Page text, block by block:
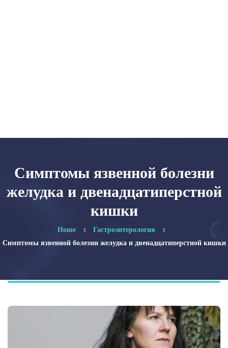
Симптомы язвенной болезни
желудка и двенадцатиперстной
кишки
Home
Гастроэнтерология
Симптомы язвенной болезни желудка и двенадцатиперстной кишки